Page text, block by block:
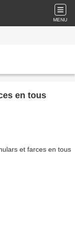
MENU
en tous